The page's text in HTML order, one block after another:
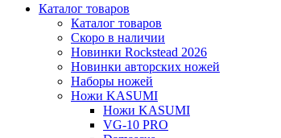
Каталог товаров
Каталог товаров
Скоро в наличии
Новинки Rockstead 2026
Новинки авторских ножей
Наборы ножей
Ножи KASUMI
Ножи KASUMI
VG-10 PRO